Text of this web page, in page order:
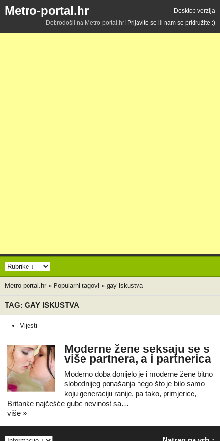
Metro-portal.hr
Desktop verzija
Dobrodošli na Metro-portal.hr! Prijavite se ili nam se pridružite :)
Metro-portal.hr » Popularni tagovi » gay iskustva
TAG: GAY ISKUSTVA
Vijesti
Moderne žene seksaju se s
više partnera, a i partnerica
Moderno doba donijelo je i moderne žene bitno
slobodnijeg ponašanja nego što je bilo samo
koju generaciju ranije, pa tako, primjerice,
Britanke najčešće gube nevinost sa…
više »